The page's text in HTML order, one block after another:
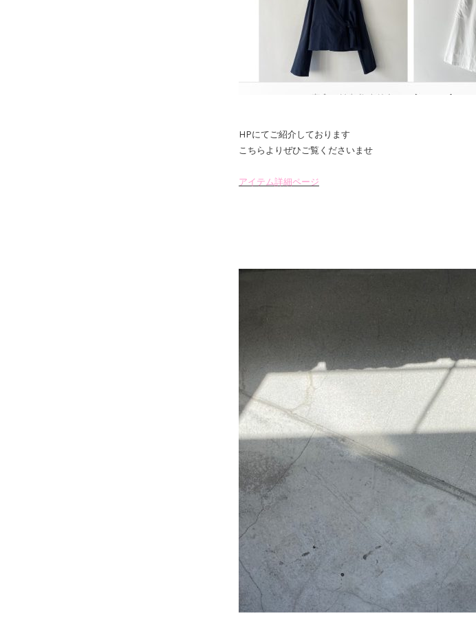
HPにてご紹介しております
こちらよりぜひご覧くださいませ
アイテム詳細ページ